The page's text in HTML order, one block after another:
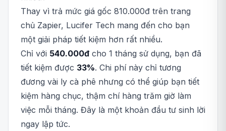
Thay vì trả mức giá gốc 810.000đ trên trang
chủ Zapier, Lucifer Tech mang đến cho bạn
một giải pháp tiết kiệm hơn rất nhiều.
Chỉ với 540.000đ cho 1 tháng sử dụng, bạn đã
tiết kiệm được 33%. Chi phí này chỉ tương
đương vài ly cà phê nhưng có thể giúp bạn tiết
kiệm hàng chục, thậm chí hàng trăm giờ làm
việc mỗi tháng. Đây là một khoản đầu tư sinh lời
ngay lập tức.